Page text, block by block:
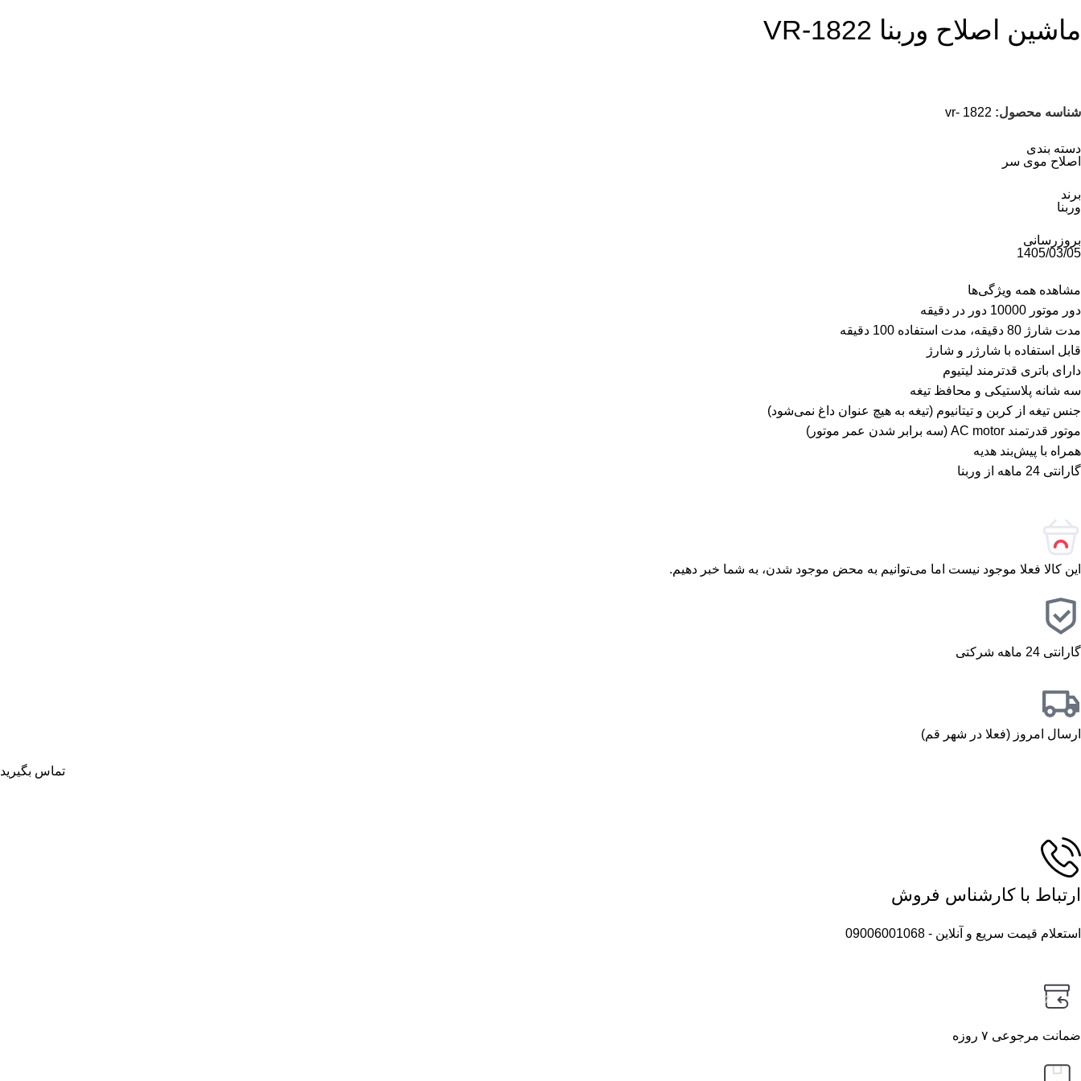
ماشین اصلاح وربنا VR-1822
شناسه محصول: vr- 1822
دسته بندی
اصلاح موی سر
برند
وربنا
بروزرسانی
1405/03/05
مشاهده همه ویژگی‌ها
‌دور موتور 10000 دور در دقیقه‌
‌مدت شارژ 80 دقیقه، مدت استفاده 100 دقیقه‌
‌قابل استفاده با شارژر و شارژ‌
‌دارای باتری قدترمند لیتیوم‌
‌سه شانه پلاستیکی و محافظ تیغه‌
‌جنس تیغه از کربن و تیتانیوم (تیغه به هیچ عنوان داغ نمی‌شود)‌
‌موتور قدرتمند AC motor (سه برابر شدن عمر موتور)‌
‌همراه با پیش‌بند هدیه‌
‌گارانتی 24 ماهه از وربنا‌
این کالا فعلا موجود نیست اما می‌توانیم به محض موجود شدن، به شما خبر دهیم.
گارانتی 24 ماهه شرکتی
ارسال امروز (فعلا در شهر قم)
تماس بگیرید
ارتباط با کارشناس فروش
استعلام قیمت سریع و آنلاین - 09006001068
7
ضمانت مرجوعی ۷ روزه